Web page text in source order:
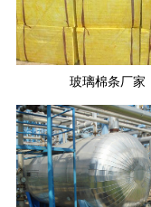
玻璃棉条厂家